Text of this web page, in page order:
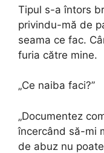
Tipul s-a întors
privindu-mă de
seama ce fac.
furia către mine.
„Ce naiba faci?”
„Documentez
încercând să-mi
de abuz nu